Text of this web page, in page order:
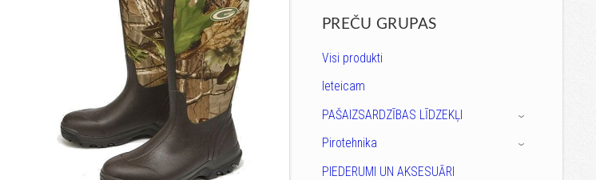
PREČU GRUPAS
Visi produkti
Ieteicam
PAŠAIZSARDZĪBAS LĪDZEKĻI
›
Pirotehnika ›
PIEDERUMI UN AKSESUĀRI